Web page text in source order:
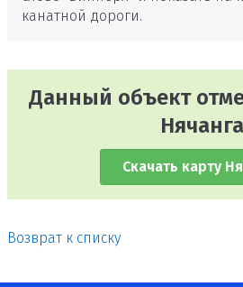
канатной дороги.
Данный объект
Нячанга
Скачать карту
Возврат к списку